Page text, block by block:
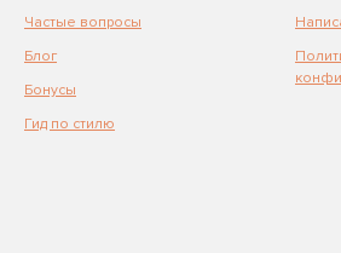
Частые вопросы
Блог
Бонусы
Гид по стилю